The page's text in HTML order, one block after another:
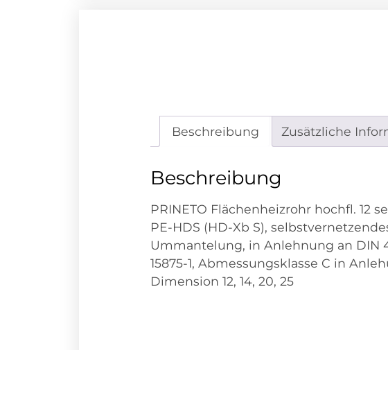
Beschreibung Zusätzliche
Beschreibung
PRINETO Flächenheizrohr hochfl. 12
PE-HDS (HD-Xb S),
Ummantelung, in Anlehnung an DIN
15875-1, Abmessungsklasse C in
Dimension 12, 14, 20, 25